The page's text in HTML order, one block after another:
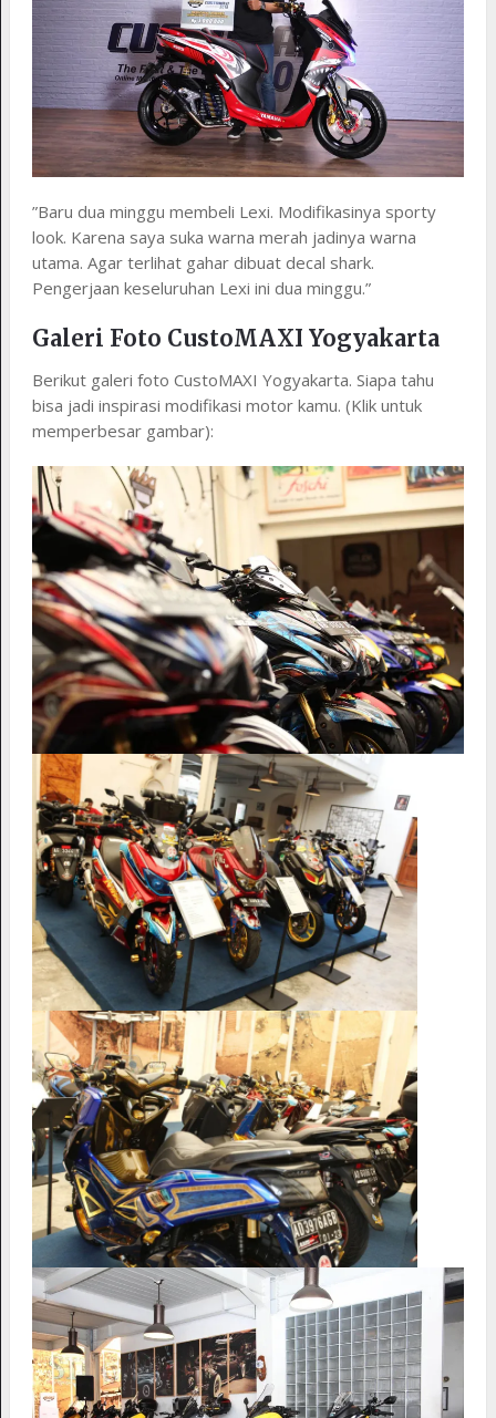
”Baru dua minggu membeli Lexi. Modifikasinya sporty
look. Karena saya suka warna merah jadinya warna
utama. Agar terlihat gahar dibuat decal shark.
Pengerjaan keseluruhan Lexi ini dua minggu.”
Galeri Foto CustoMAXI Yogyakarta
Berikut galeri foto CustoMAXI Yogyakarta. Siapa tahu
bisa jadi inspirasi modifikasi motor kamu. (Klik untuk
memperbesar gambar):